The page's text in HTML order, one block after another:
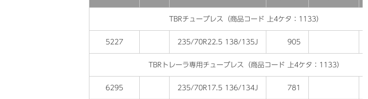
TBRチューブレス（商品コード 上4ケタ：1133）
5227 235/70R22.5 138/135J 905
TBRトレーラ専用チューブレス（商品コード 上4ケタ：1133）
6295 235/70R17.5 136/134J 781